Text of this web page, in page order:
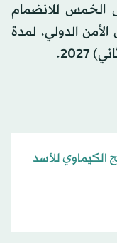
الخمس للانضمام
الدولي، لمدة
الكيماوي للأسد